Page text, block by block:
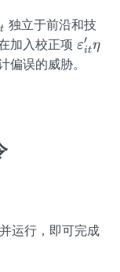
\s
qr
\k
t 独立于前沿和技
加入校正项 \v
εit
′ η
偏误的威胁。
运行，即可完成